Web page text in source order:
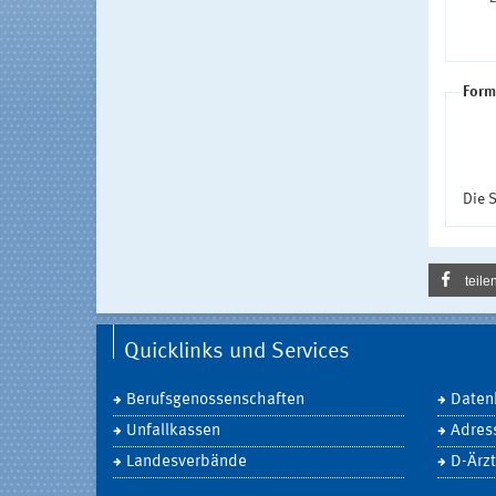
Die
Quicklinks und Services
Berufsgenossenschaften
Unfallkassen
Landesverbände
D-